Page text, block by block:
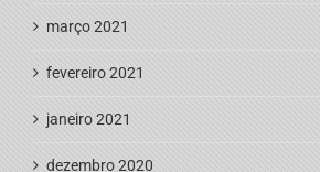
março 2021
fevereiro 2021
janeiro 2021
dezembro 2020